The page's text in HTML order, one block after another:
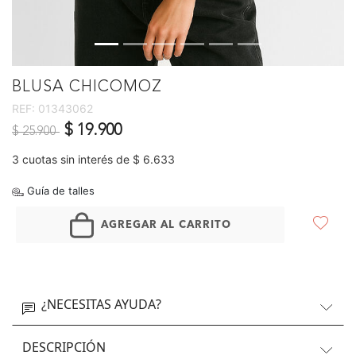
BLUSA CHICOMOZ
REF: 01343062
Precio reducido de
$ 25.900 a$ 19.900
3 cuotas sin interés de $ 6.633
Guía de talles
AGREGAR AL CARRITO
¿NECESITAS AYUDA?
DESCRIPCIÓN